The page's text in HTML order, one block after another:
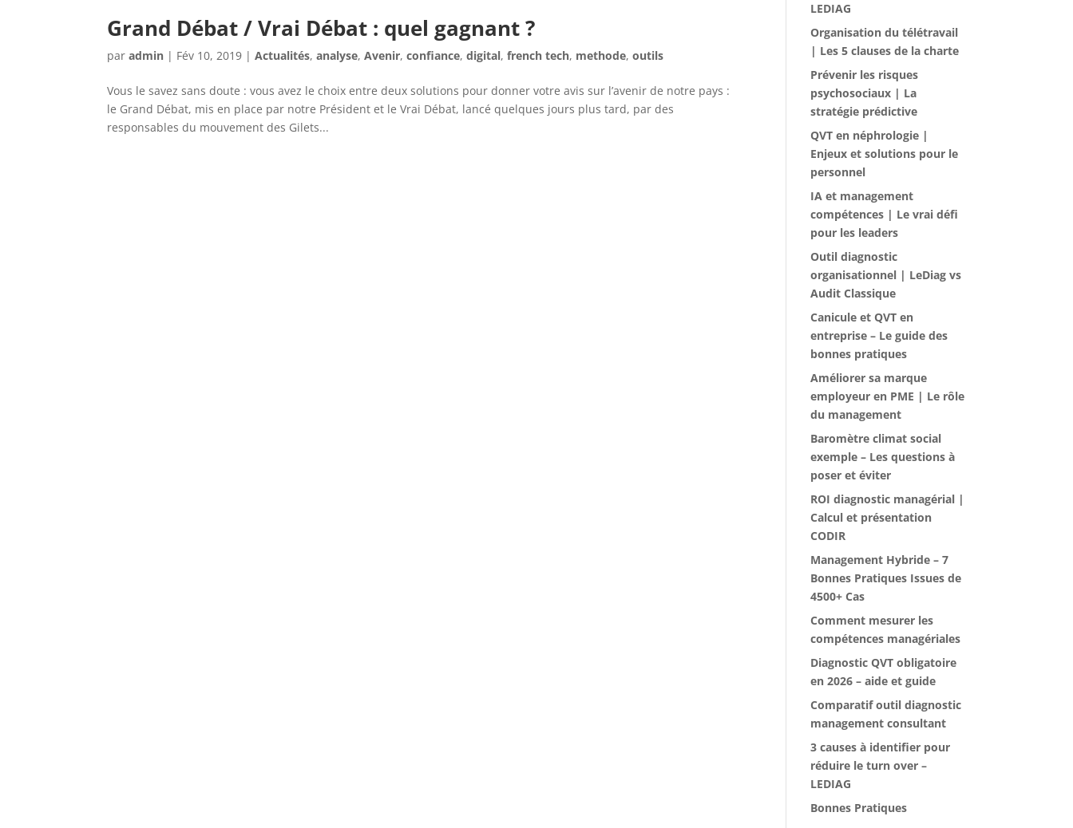
Grand Débat / Vrai Débat : quel gagnant ?
paradmin | Fév 10, 2019 |Actualités,analyse,Avenir,confiance,digital,french tech, methode,outils
Vous le savez sans doute : vous avez le choix entre deux solutions pour donner votre avis sur l’avenir de notre pays :
le Grand Débat, mis en place par notre Président et le Vrai Débat, lancé quelques jours plus tard, par des
responsables du mouvement des Gilets...
LEDIAG
Organisation du télétravail
| Les 5 clauses de la charte
Prévenir les risques
psychosociaux | La
stratégie prédictive
QVT en néphrologie |
Enjeux et solutions pour le
personnel
IA et management
compétences | Le vrai défi
pour les leaders
Outil diagnostic
organisationnel | LeDiag vs
Audit Classique
Canicule et QVT en
entreprise – Le guide des
bonnes pratiques
Améliorer sa marque
employeur en PME | Le rôle
du management
Baromètre climat social
exemple – Les questions à
poser et éviter
ROI diagnostic managérial |
Calcul et présentation
CODIR
Management Hybride – 7
Bonnes Pratiques Issues de
4500+ Cas
Comment mesurer les
compétences managériales
Diagnostic QVT obligatoire
en 2026 – aide et guide
Comparatif outil diagnostic
management consultant
3 causes à identifier pour
réduire le turn over –
LEDIAG
Bonnes Pratiques